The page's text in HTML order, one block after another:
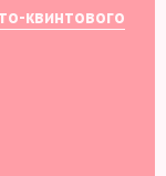
квинтового